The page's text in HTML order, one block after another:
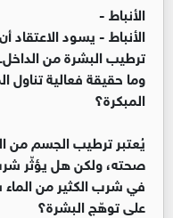
الأنباط -
الأنباط -يسود الاعتقاد
ترطيب البشرة من
وما حقيقة فعالية تناول
المبكرة؟
يُعتبر ترطيب الجسم من
صحته، ولكن هل يؤثّر
في شرب الكثير من
على توهّج البشرة؟